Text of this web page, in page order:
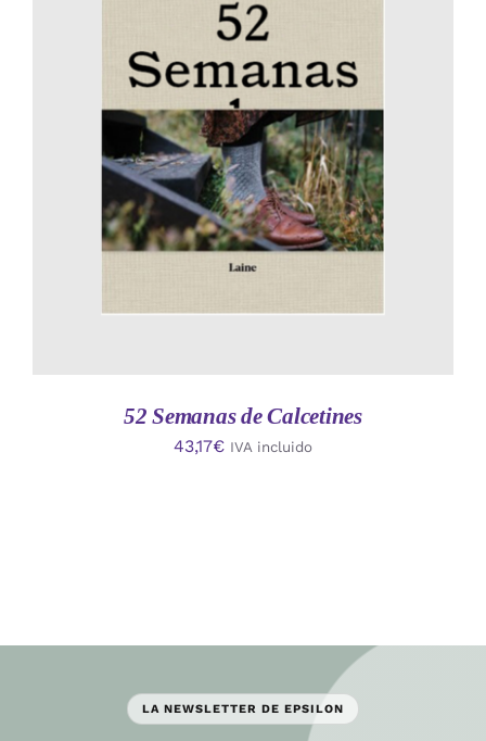
AÑADIR AL CARRITO
/
DETALLES
52 Semanas de Calcetines
43,17€ IVA incluido
LA NEWSLETTER DE EPSILON